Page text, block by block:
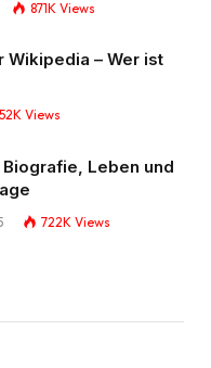
871K Views
Wikipedia – Wer ist
Views
Leben und
722K Views